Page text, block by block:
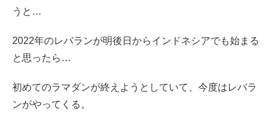
うと…
2022年のレバランが明後日からインドネシアでも始まる
と思ったら…
初めてのラマダンが終えようとしていて、今度はレバラ
ンがやってくる。